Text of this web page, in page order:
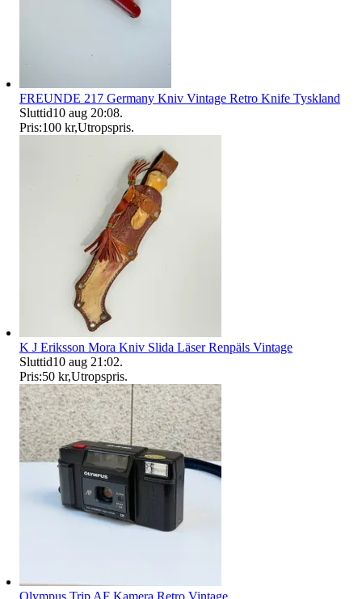
FREUNDE 217 Germany Kniv Vintage Retro Knife Tyskland
Sluttid10 aug 20:08.
Pris:100 kr,Utropspris.
K J Eriksson Mora Kniv Slida Läser Renpäls Vintage
Sluttid10 aug 21:02.
Pris:50 kr,Utropspris.
Olympus Trip AF Kamera Retro Vintage